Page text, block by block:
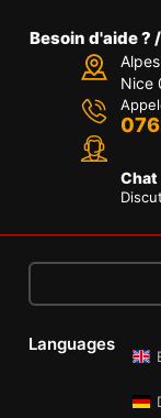
Besoin d'aide ?
Nice
Chat
Languages